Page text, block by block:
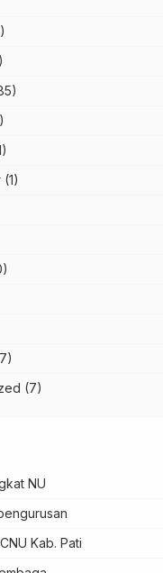
(1)
(7)
NU
Kab. Pati